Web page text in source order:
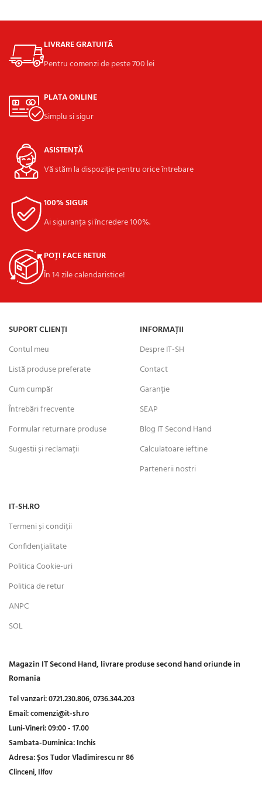
LIVRARE GRATUITĂ
Pentru comenzi de peste 700 lei
PLATA ONLINE
Simplu si sigur
ASISTENȚĂ
Vă stăm la dispoziție pentru orice întrebare
100% SIGUR
Ai siguranța și încredere 100%.
POȚI FACE RETUR
În 14 zile calendaristice!
SUPORT CLIENȚI
Contul meu
Listă produse preferate
Cum cumpăr
Întrebări frecvente
Formular returnare produse
Sugestii și reclamații
INFORMAȚII
Despre IT-SH
Contact
Garanție
SEAP
Blog IT Second Hand
Calculatoare ieftine
Partenerii nostri
IT-SH.RO
Termeni și condiții
Confidențialitate
Politica Cookie-uri
Politica de retur
ANPC
SOL
Magazin IT Second Hand, livrare produse second hand oriunde in
Romania
Tel vanzari:0721.230.806,0736.344.203
Email:comenzi@it-sh.ro
Luni-Vineri:09:00 - 17.00
Sambata-Duminica:Inchis
Adresa:Șos Tudor Vladimirescu nr 86
Clinceni, Ilfov